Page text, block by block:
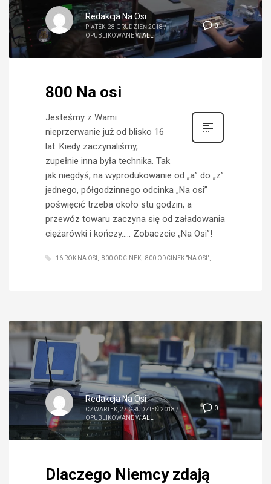
0
Redakcja Na Osi
PIĄTEK, 28 GRUDZIEŃ 2018/
OPUBLIKOWANE WALL
800 Na osi
Jesteśmy z Wami
nieprzerwanie już od blisko 16
lat. Kiedy zaczynaliśmy,
zupełnie inna była technika. Tak
jak niegdyś, na wyprodukowanie od „a” do „z”
jednego, półgodzinnego odcinka „Na osi”
poświęcić trzeba około stu godzin, a
przewóz towaru zaczyna się od załadowania
ciężarówki i kończy….. Zobaczcie „Na Osi”!
16 ROK NA OSI 800 ODCINEK 800 ODCINEK "NA OSI"
0
Redakcja Na Osi
CZWARTEK, 27 GRUDZIEŃ 2018 /
OPUBLIKOWANE WALL
Dlaczego Niemcy zdają